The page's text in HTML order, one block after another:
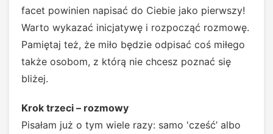
facet powinien napisać do Ciebie jako pierwszy!
Warto wykazać inicjatywę i rozpocząć rozmowę.
Pamiętaj też, że miło będzie odpisać coś miłego
także osobom, z którą nie chcesz poznać się
bliżej.
Krok trzeci – rozmowy
Pisałam już o tym wiele razy: samo 'cześć’ albo